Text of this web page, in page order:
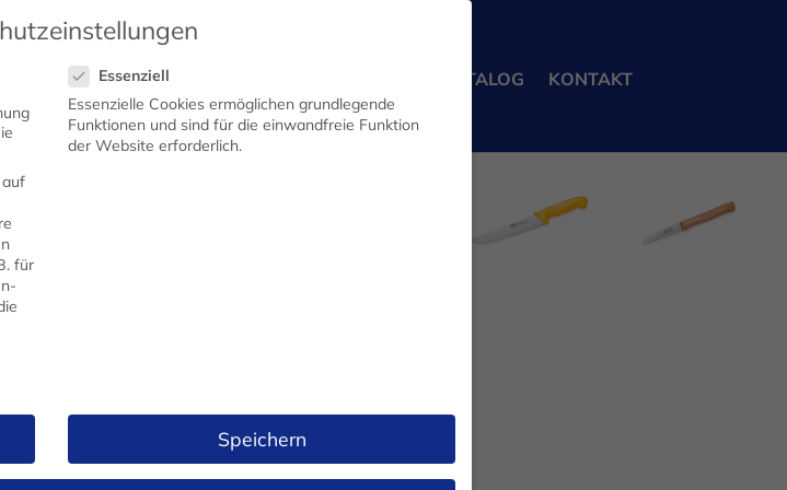
WERBEMESSER KATALOG KONTAKT
FRÜHSTÜCKSMESSER MESSERSETS
für
Essenziell
Essenzielle Cookies ermöglichen grundlegende
Funktionen und sind für die einwandfreie Funktion
der Website erforderlich.
Speichern